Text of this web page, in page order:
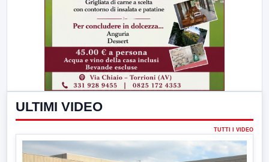
ULTIMI VIDEO
TUTTI I VIDEO